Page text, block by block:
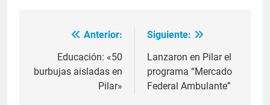
Anterior:
Educación: «50
burbujas aisladas en
Pilar»
Siguiente:
Lanzaron en Pilar el
programa “Mercado
Federal Ambulante”